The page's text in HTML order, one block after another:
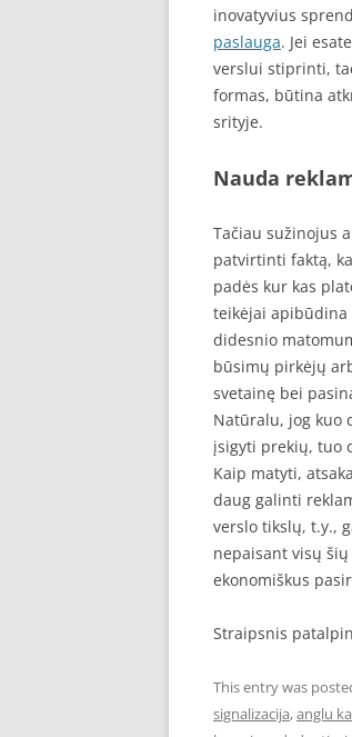
inovatyvius
paslauga. Jei
verslui stiprinti,
formas, būtina
srityje.
Nauda
Tačiau sužinojus
patvirtinti faktą,
padės kur kas
teikėjai apibūdina
didesnio
būsimų pirkėjų
svetainę bei
Natūralu, jog kuo
įsigyti prekių, tuo
Kaip matyti,
daug galinti
verslo tikslų, t.y.,
nepaisant visų
ekonomiškus
Straipsnis
This entry was
signalizacija,anglu